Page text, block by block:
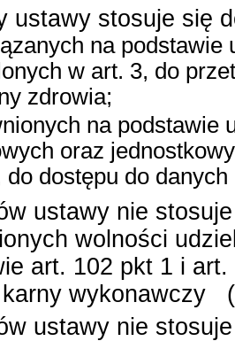
ustawy stosuje się
na podstawie
w art. 3, do
zdrowia;
na podstawie
oraz
do dostępu do
ustawy nie
wolności
art. 102 pkt 1 i
wykonawczy
(
ustawy nie